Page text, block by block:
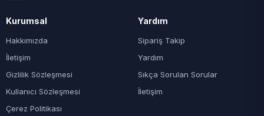
Kurumsal
Hakkımızda
İletişim
Gizlilik Sözleşmesi
Kullanıcı Sözleşmesi
Çerez Politikası
Yardım
Sipariş Takip
Yardım
Sıkça Sorulan Sorular
İletişim